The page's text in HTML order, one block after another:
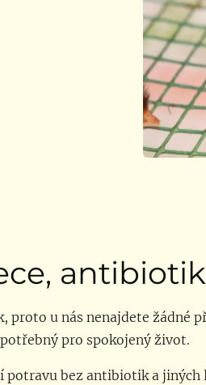
u nás nenajdete žádné
pro spokojený život.
bez antibiotik a jiných